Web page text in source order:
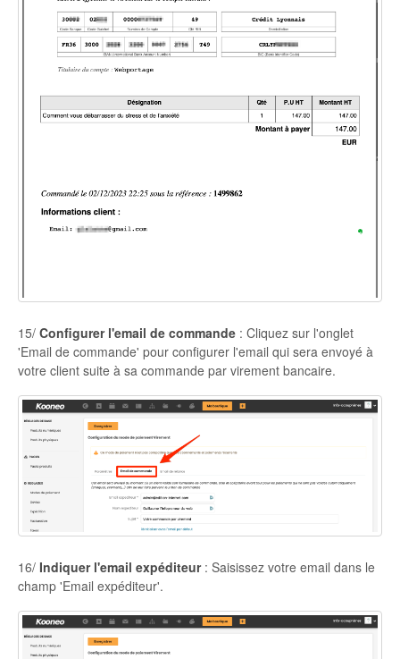
15/ Configurer l'email de commande : Cliquez sur l'onglet
'Email de commande' pour configurer l'email qui sera envoyé à
votre client suite à sa commande par virement bancaire.
16/ Indiquer l'email expéditeur: Saisissez votre email dans le
champ 'Email expéditeur'.